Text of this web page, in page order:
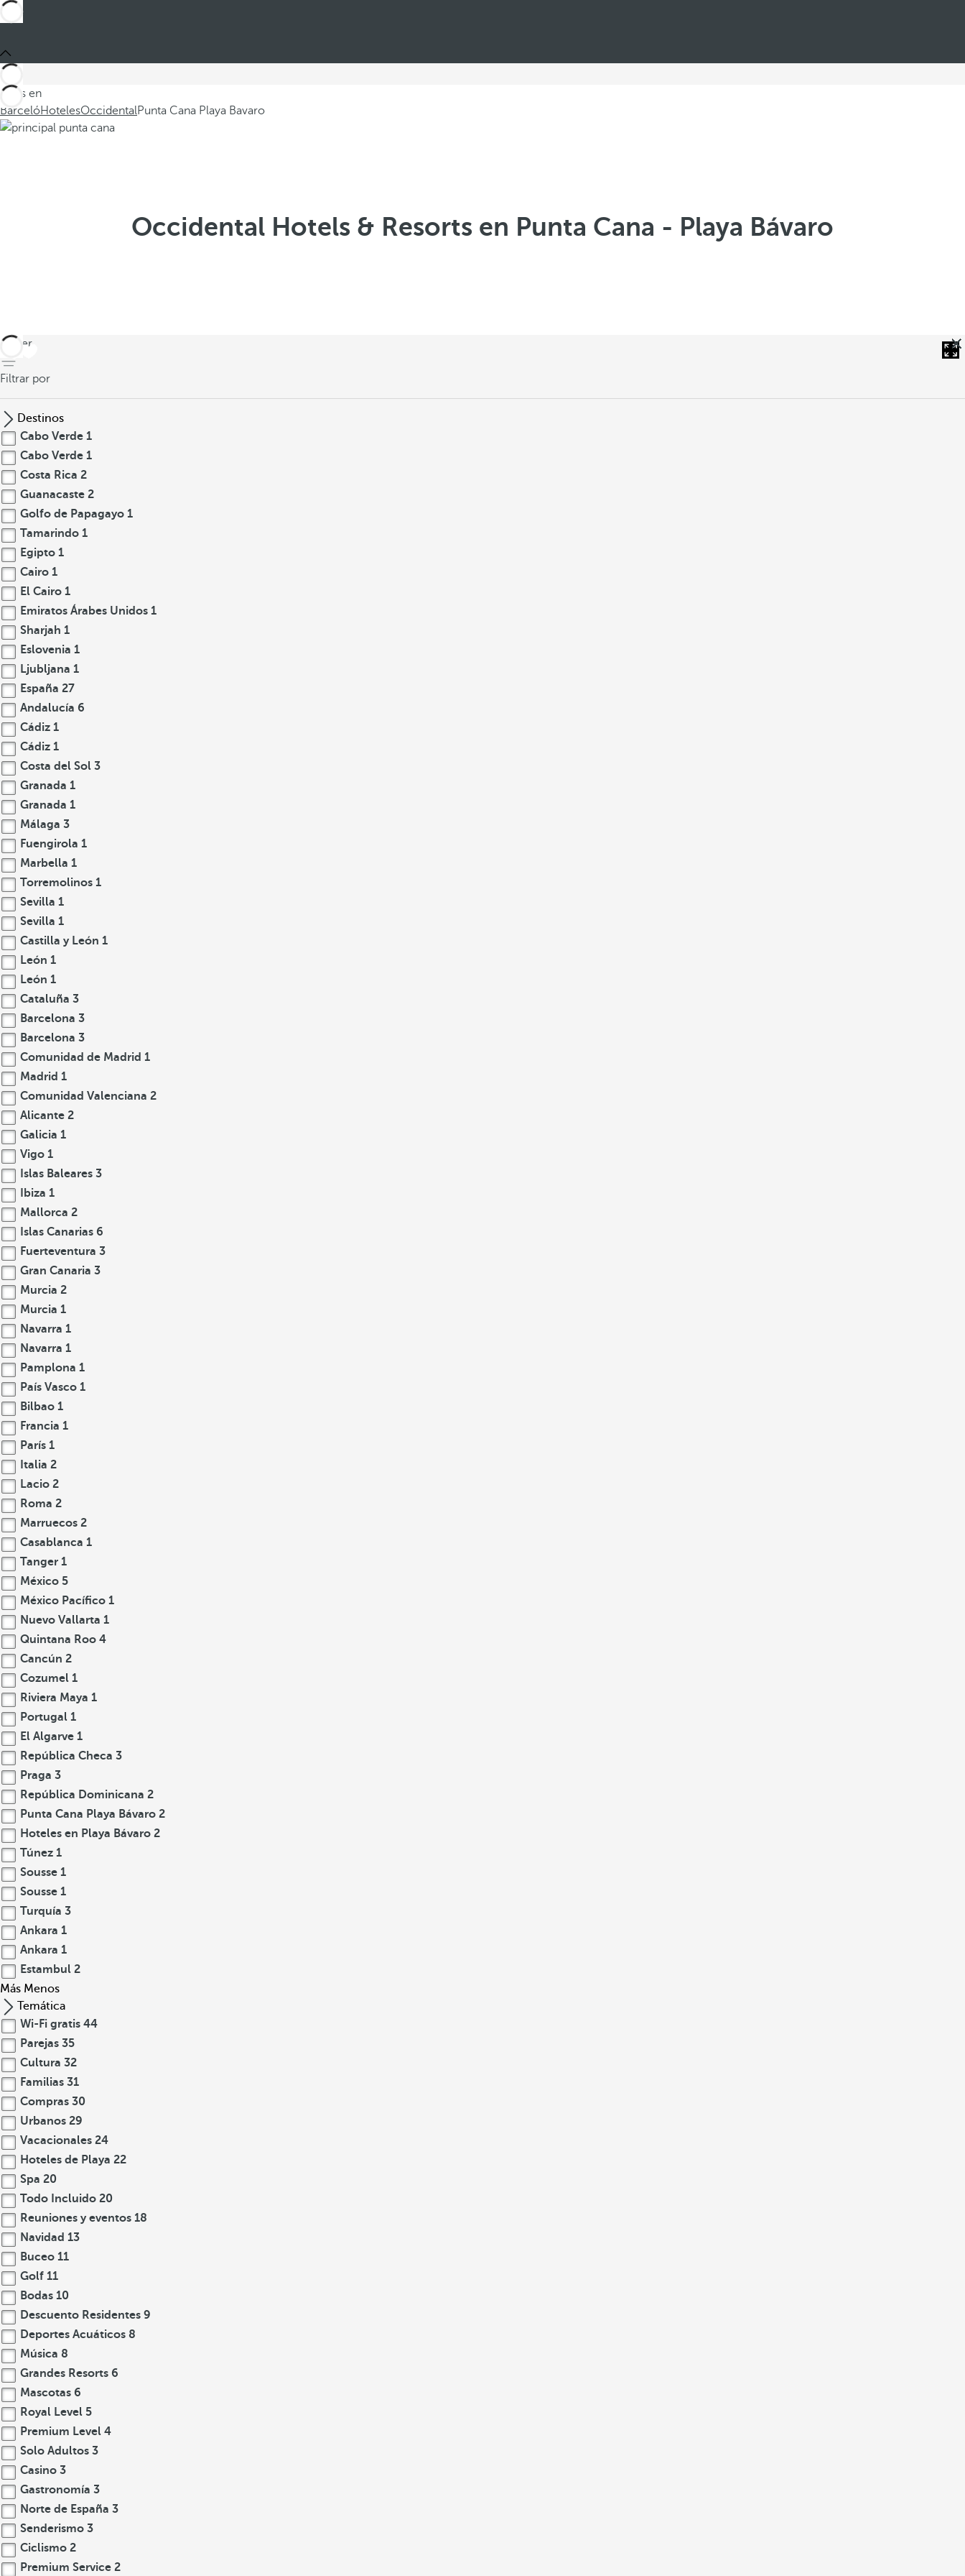
Estás en
BarcelóHotelesOccidentalPunta Cana Playa Bavaro
Occidental Hotels & Resorts en Punta Cana - Playa Bávaro
volver
Filtrar por
Destinos
Cabo Verde 1
Cabo Verde 1
Costa Rica 2
Guanacaste 2
Golfo de Papagayo 1
Tamarindo 1
Egipto 1
Cairo 1
El Cairo 1
Emiratos Árabes Unidos 1
Sharjah 1
Eslovenia 1
Ljubljana 1
España 27
Andalucía 6
Cádiz 1
Cádiz 1
Costa del Sol 3
Granada 1
Granada 1
Málaga 3
Fuengirola 1
Marbella 1
Torremolinos 1
Sevilla 1
Sevilla 1
Castilla y León 1
León 1
León 1
Cataluña 3
Barcelona 3
Barcelona 3
Comunidad de Madrid 1
Madrid 1
Comunidad Valenciana 2
Alicante 2
Galicia 1
Vigo 1
Islas Baleares 3
Ibiza 1
Mallorca 2
Islas Canarias 6
Fuerteventura 3
Gran Canaria 3
Murcia 2
Murcia 1
Navarra 1
Navarra 1
Pamplona 1
País Vasco 1
Bilbao 1
Francia 1
París 1
Italia 2
Lacio 2
Roma 2
Marruecos 2
Casablanca 1
Tanger 1
México 5
México Pacífico 1
Nuevo Vallarta 1
Quintana Roo 4
Cancún 2
Cozumel 1
Riviera Maya 1
Portugal 1
El Algarve 1
República Checa 3
Praga 3
República Dominicana 2
Punta Cana Playa Bávaro 2
Hoteles en Playa Bávaro 2
Túnez 1
Sousse 1
Sousse 1
Turquía 3
Ankara 1
Ankara 1
Estambul 2
Más Menos
Temática
Wi-Fi gratis 44
Parejas 35
Cultura 32
Familias 31
Compras 30
Urbanos 29
Vacacionales 24
Hoteles de Playa 22
Spa 20
Todo Incluido 20
Reuniones y eventos 18
Navidad 13
Buceo 11
Golf 11
Bodas 10
Descuento Residentes 9
Deportes Acuáticos 8
Música 8
Grandes Resorts 6
Mascotas 6
Royal Level 5
Premium Level 4
Solo Adultos 3
Casino 3
Gastronomía 3
Norte de España 3
Senderismo 3
Ciclismo 2
Premium Service 2